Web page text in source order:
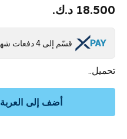
18.500 د.ك.
قسّم إلى 4 دفعات شهرية
تحميل..
أضف إلى العربة